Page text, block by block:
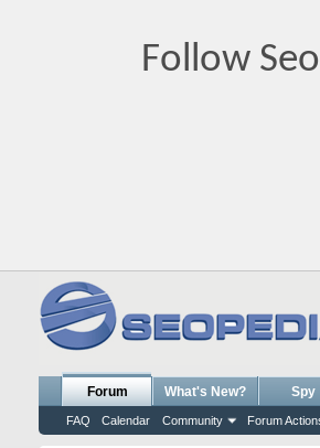
Follow
Forum
FAQ Calendar Community Forum
What's New? Spy